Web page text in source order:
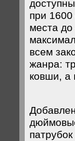
при 1600
места до
всем
жанра:
ковши, а